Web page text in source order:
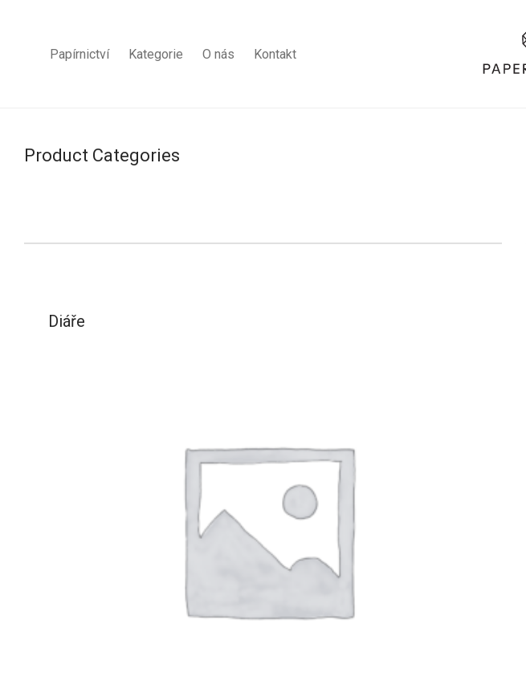
Papírnictví Kategorie O nás Kontakt
Product Categories
Diáře